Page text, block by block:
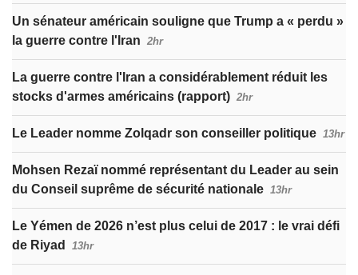
Un sénateur américain souligne que Trump a « perdu »
la guerre contre l'Iran 2hr
La guerre contre l'Iran a considérablement réduit les
stocks d'armes américains (rapport) 2hr
Le Leader nomme Zolqadr son conseiller politique 13hr
Mohsen Rezaï nommé représentant du Leader au sein
du Conseil suprême de sécurité nationale 13hr
Le Yémen de 2026 n’est plus celui de 2017 : le vrai défi
de Riyad
13hr